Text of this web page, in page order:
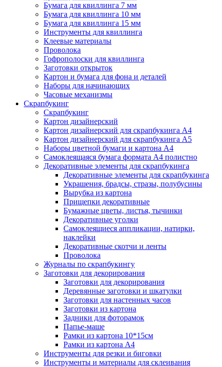
Бумага для квиллинга 7 мм
Бумага для квиллинга 10 мм
Бумага для квиллинга 15 мм
Инструменты для квиллинга
Клеевые материалы
Проволока
Гофрополоски для квиллинга
Заготовки открыток
Картон и бумага для фона и деталей
Наборы для начинающих
Часовые механизмы
Скрапбукинг
Скрапбукинг
Картон дизайнерский
Картон дизайнерский для скрапбукинга А4
Картон дизайнерский для скрапбукинга А5
Наборы цветной бумаги и картона А4
Самоклеящаяся бумага формата А4 полистно
Декоративные элементы для скрапбукинга
Декоративные элементы для скрапбукинга
Украшения, брадсы, стразы, полубусины
Вырубка из картона
Прищепки декоративные
Бумажные цветы, листья, тычинки
Декоративные уголки
Самоклеящиеся аппликации, натирки,
наклейки
Декоративные скотчи и ленты
Проволока
Журналы по скрапбукингу
Заготовки для декорирования
Заготовки для декорирования
Деревянные заготовки и шкатулки
Заготовки для настенных часов
Заготовки из картона
Задники для фоторамок
Папье-маше
Рамки из картона 10*15см
Рамки из картона А4
Инструменты для резки и биговки
Инструменты и материалы для склеивания